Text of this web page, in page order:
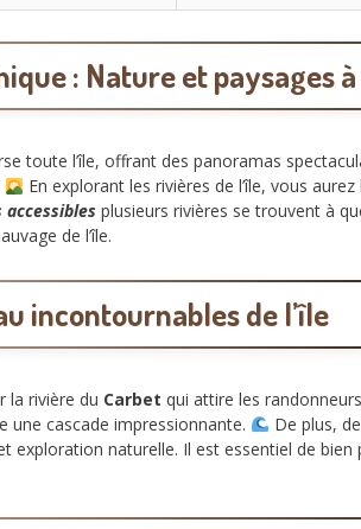
: Nature et paysages
toute l’île, offrant des panoramas
En explorant les rivières de l’île, vous
accessibles plusieurs rivières se trouvent à
de l’île.
incontournables de l’île
la rivière du Carbet qui attire les
une cascade impressionnante.
De plus,
exploration naturelle. Il est essentiel de